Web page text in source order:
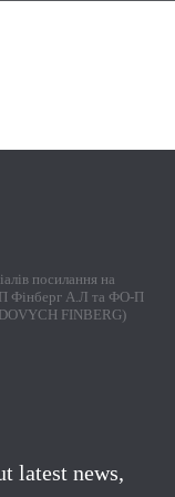
посилання на
П Фінберг А.Л та ФО-П
FINBERG)
latest news,